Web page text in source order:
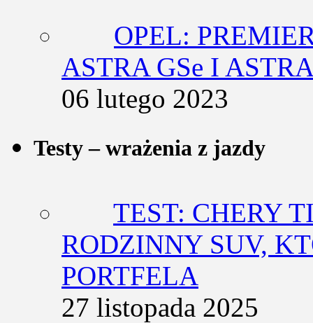
OPEL:
ASTRA GSe I
06 lutego 2023
Testy – wrażenia z jazdy
TEST: CHERY
RODZINNY SUV,
PORTFELA
27 listopada 2025